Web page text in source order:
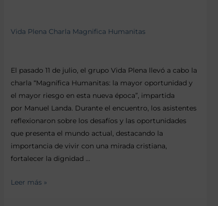
Vida Plena Charla Magnifica Humanitas
El pasado 11 de julio, el grupo Vida Plena llevó a cabo la
charla “Magnífica Humanitas: la mayor oportunidad y
el mayor riesgo en esta nueva época”, impartida
por Manuel Landa. Durante el encuentro, los asistentes
reflexionaron sobre los desafíos y las oportunidades
que presenta el mundo actual, destacando la
importancia de vivir con una mirada cristiana,
fortalecer la dignidad …
Leer más »